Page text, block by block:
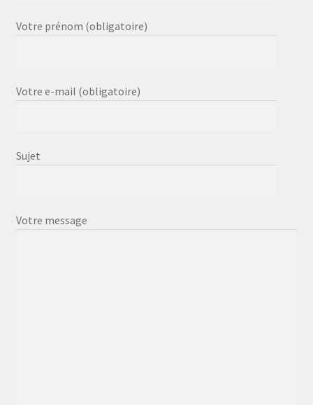
Votre prénom (obligatoire)
Votre e-mail (obligatoire)
Sujet
Votre message